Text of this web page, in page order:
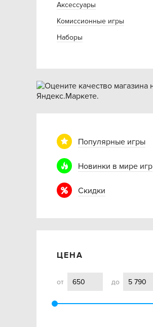
Аксессуары
Комиссионные игры
Наборы
Популярные игры
Новинки в мире игр
Скидки
ЦЕНА
от до